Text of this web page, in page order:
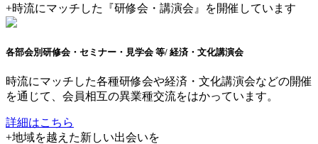
+時流にマッチした『研修会・講演会』を開催しています
各部会別研修会・セミナー・見学会 等/ 経済・文化講演会
時流にマッチした各種研修会や経済・文化講演会などの開催
を通じて、会員相互の異業種交流をはかっています。
詳細はこちら
+地域を越えた新しい出会いを